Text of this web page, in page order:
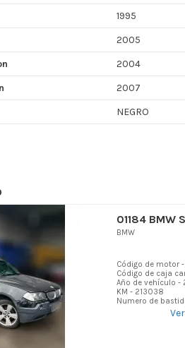
1995
2005
2004
2007
NEGRO
01184 BMW
BMW
Código de motor
Código de caja
Año de vehículo -
KM - 213038
Numero de